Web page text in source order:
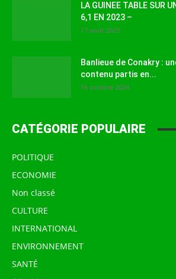
LA GUINEE TABLE SUR
6,1 EN 2023 –
17 août 2023
Banlieue de Conakry :
contenu partis en...
16 octobre 2024
CATÉGORIE POPULAIRE
POLITIQUE
ECONOMIE
Non classé
CULTURE
INTERNATIONAL
ENVIRONNEMENT
SANTÉ